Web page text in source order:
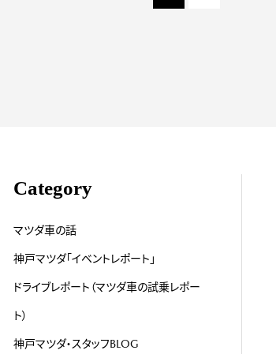
Category
マツダ車の話
神戸マツダ「イベントレポート」
ドライブレポート（マツダ車の試乗レポー
ト）
神戸マツダ・スタッフBLOG